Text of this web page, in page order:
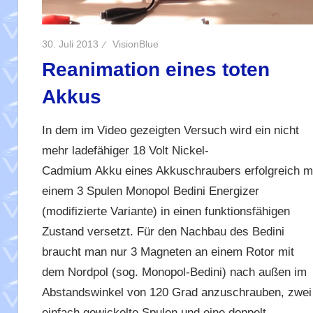
30. Juli 2013 VisionBlue
Reanimation eines toten
Akkus
In dem im Video gezeigten Versuch wird ein nicht
mehr ladefähiger 18 Volt Nickel-
Cadmium Akku eines Akkuschraubers erfolgreich
einem 3 Spulen Monopol Bedini Energizer
(modifizierte Variante) in einen funktionsfähigen
Zustand versetzt. Für den Nachbau des Bedini
braucht man nur 3 Magneten an einem Rotor mit
dem Nordpol (sog. Monopol-Bedini) nach außen im
Abstandswinkel von 120 Grad anzuschrauben, zwei